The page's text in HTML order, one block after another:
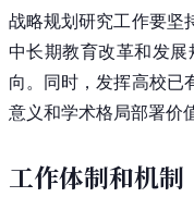
战略规划研究工作要坚
中长期教育改革和发
向。同时，发挥高校已
意义和学术格局部署价
工作体制和机制